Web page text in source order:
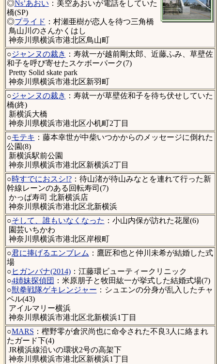
◎Ns’あおい ：美空あおいが電話をしていた
橋(SP)
◎プライド ：村瀬亜樹が恋人を待つ三角橋
鳥山川のさんかくはし
神奈川県横浜市港北区鳥山町
○ジャンヌの裁き ：寿就一が越前剛太郎、近藤ふみ、草壁佐
和子を呼び寄せたスケボーパーク(7)
Pretty Solid skate park
神奈川県横浜市港北区新羽町
○ジャンヌの裁き ：寿就一が草壁佐和子を待ち伏せしていた
橋(終)
新横浜大橋
神奈川県横浜市港北区小机町2丁目
○モテキ ：藤本幸世が中柴いつかからのメッセージに倒れた
公園(8)
新横浜駅前公園
神奈川県横浜市港北区新横浜2丁目
○時すでにおスシ!?：待山渚が待山みなとを連れて行った新
幹線レーンのある回転寿司(7)
かっぱ寿司 北新横浜店
神奈川県横浜市港北区北新横浜
○そして、誰もいなくなった ：小山内保が訪れた花屋(6)
園芸いちかわ
神奈川県横浜市港北区岸根町
○君に捧げるエンブレム ：鷹匠和也と仲川未希が結婚した式
場
○ ヒガンバナ(2014)：江藤環ビューティークリニック
○4姉妹探偵団 ：米原朋子と牧田紘一が挙式した結婚式場(7)
○獣拳戦隊ゲキレンジャー ：シュエンの分身が乱入したチャ
ペル(43)
アイルマリー横浜
神奈川県横浜市港北区北新横浜1丁目
○MARS ：樫野零が倉沢尚也に命令された不良3人に絡まれ
たガード下(4)
JR横浜線沿いの環状2号の高架下
神奈川県横浜市港北区新横浜1丁目